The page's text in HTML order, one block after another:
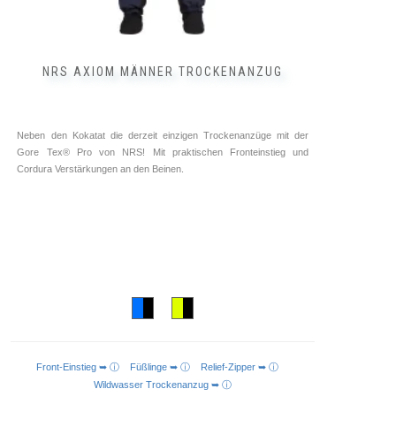
NRS AXIOM MÄNNER TROCKENANZUG
Neben den Kokatat die derzeit einzigen Trockenanzüge mit der
Gore Tex® Pro von NRS! Mit praktischen Fronteinstieg und
Cordura Verstärkungen an den Beinen.
AUSFÜHRUNG WÄHLEN
Front-Einstieg ➥ ⓘ Füßlinge ➥ ⓘ Relief-Zipper ➥ ⓘ
Wildwasser Trockenanzug ➥ ⓘ